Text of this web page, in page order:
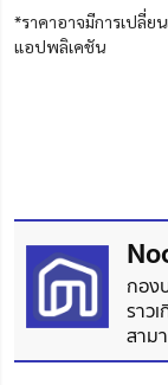
*ราคาอาจมีการเปลี่ย
แอปพลิเคชัน
กอง
ราว
สาม